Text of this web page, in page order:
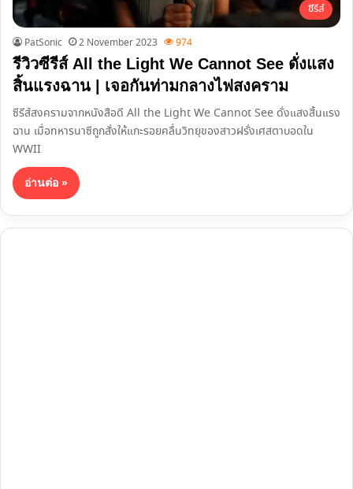
ซีรีส์
PatSonic 2 November 2023 974
รีวิวซีรีส์ All the Light We Cannot See ดั่งแสง
สิ้นแรงฉาน | เจอกันท่ามกลางไฟสงคราม
ซีรีส์สงครามจากหนังสือดี All the Light We Cannot See ดั่งแสงสิ้นแรง
ฉาน เมื่อทหารนาซีถูกสั่งให้แกะรอยคลื่นวิทยุของสาวฝรั่งเศสตาบอดใน
WWII
อ่านต่อ »